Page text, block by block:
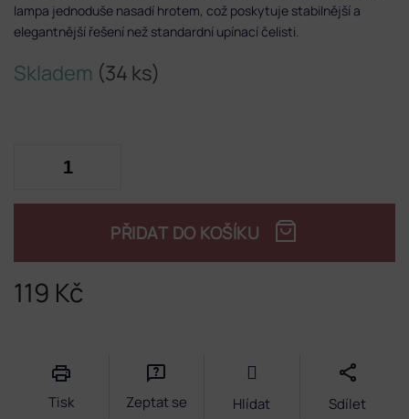
119 Kč
Skladem (34 ks)
PŘIDAT DO KOŠÍKU
lampa jednoduše nasadí hrotem, což poskytuje stabilnější a
elegantnější řešení než standardní upínací čelisti.
Tisk Zeptat se Hlídat Sdílet